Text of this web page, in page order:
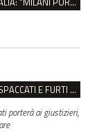
REGGIO, PIAZZALE EUROPA È UN INCUBO: VETRI SPACCATI E FURTI SULLE AUTO IN SOSTA
porterà ai giustizieri,